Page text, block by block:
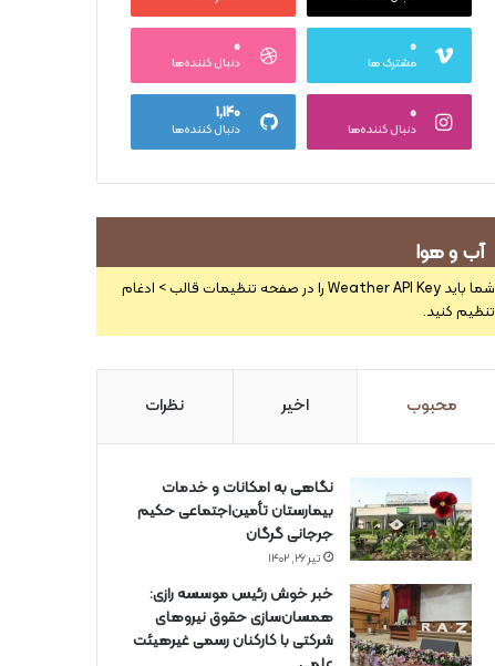
۰
مشترک ها
۰
دنبال کننده‌ها
۰
دنبال کننده‌ها
۱,۱۴۰
دنبال کننده‌ها
آب و هوا
شما باید Weather API Key را در صفحه تنظیمات قالب > ادغام
تنظیم کنید.
محبوب اخیر نظرات
نگاهی به امکانات و خدمات
بیمارستان تأمین‌اجتماعی حکیم
جرجانی گرگان
تیر ۲۶, ۱۴۰۲
خبر خوش رئیس موسسه رازی:
همسان‌سازی حقوق نیروهای
شرکتی با کارکنان رسمی غیرهیئت